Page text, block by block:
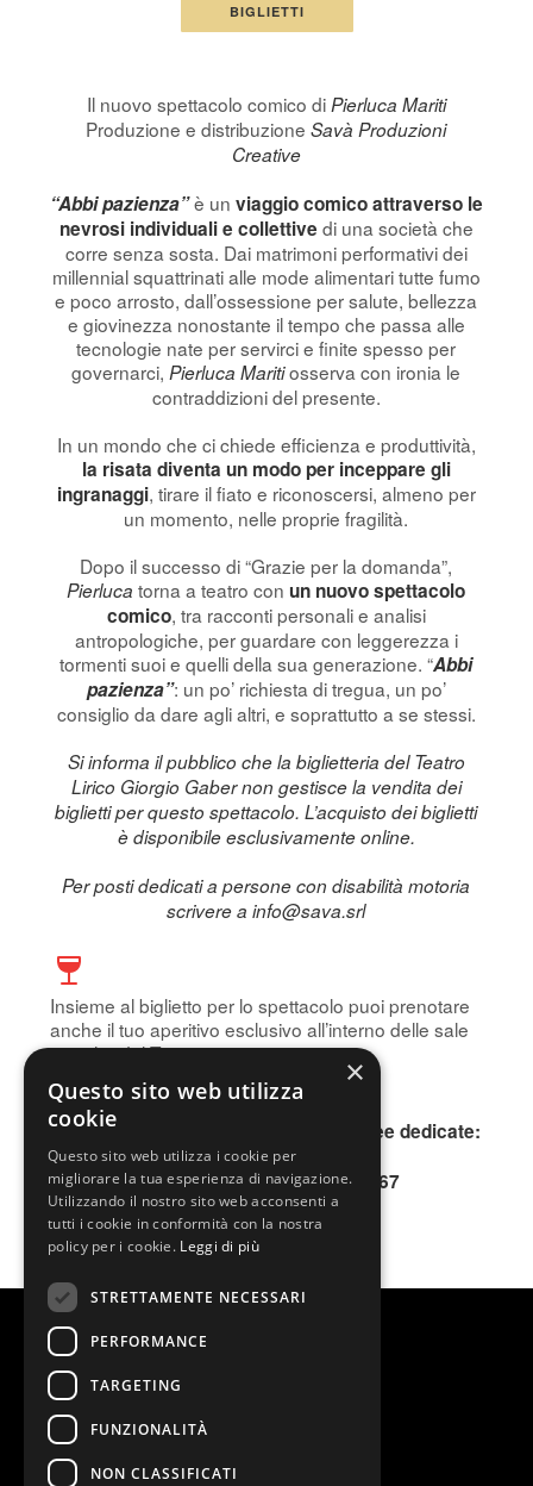
BIGLIETTI
Il nuovo spettacolo comico di Pierluca Mariti
Produzione e distribuzioneSavà Produzioni
Creative
“Abbi pazienza”è un viaggio comico attraverso le
nevrosi individuali e collettive di una società che
corre senza sosta. Dai matrimoni performativi dei
millennial squattrinati alle mode alimentari tutte fumo
e poco arrosto, dall’ossessione per salute, bellezza
e giovinezza nonostante il tempo che passa alle
tecnologie nate per servirci e finite spesso per
governarci, Pierluca Maritiosserva con ironia le
contraddizioni del presente.
In un mondo che ci chiede efficienza e produttività,
la risata diventa un modo per inceppare gli
ingranaggi, tirare il fiato e riconoscersi, almeno per
un momento, nelle proprie fragilità.
Dopo il successo di “Grazie per la domanda”,
Pierluca torna a teatro con un nuovo spettacolo
comico, tra racconti personali e analisi
antropologiche, per guardare con leggerezza i
tormenti suoi e quelli della sua generazione. “Abbi
pazienza”: un po’ richiesta di tregua, un po’
consiglio da dare agli altri, e soprattutto a se stessi.
Si informa il pubblico che la biglietteria del Teatro
Lirico Giorgio Gaber non gestisce la vendita dei
biglietti per questo spettacolo. L’acquisto dei biglietti
è disponibile esclusivamente online.
Per posti dedicati a persone con disabilità motoria
scrivere ainfo@sava.srl
Insieme al biglietto per lo spettacolo puoi prenotare
anche il tuo aperitivo esclusivo all’interno delle sale
storiche del Teatro.
Prenota subito!
Per informazioni, contattare le due linee dedicate:
INFOLINE 0200640802
SMS o WhatsApp 345.3677167
×
Questo sito web utilizza
cookie
Questo sito web utilizza i cookie per
migliorare la tua esperienza di navigazione.
Utilizzando il nostro sito web acconsenti a
tutti i cookie in conformità con la nostra
policy per i cookie. Leggi di più
STRETTAMENTE NECESSARI
PERFORMANCE
TARGETING
FUNZIONALITÀ
NON CLASSIFICATI